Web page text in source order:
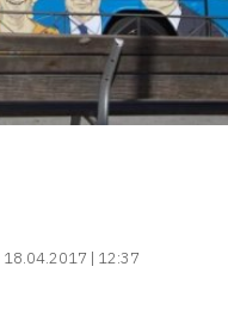
18.04.2017 | 12:37